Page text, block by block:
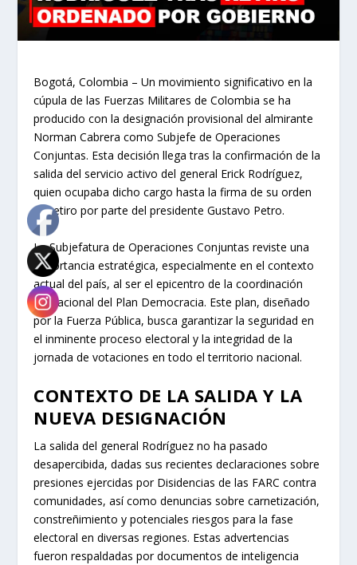
Bogotá, Colombia – Un movimiento significativo en la
cúpula de las Fuerzas Militares de Colombia se ha
producido con la designación provisional del almirante
Norman Cabrera como Subjefe de Operaciones
Conjuntas. Esta decisión llega tras la confirmación de la
salida del servicio activo del general Erick Rodríguez,
quien ocupaba dicho cargo hasta la firma de su orden
de retiro por parte del presidente Gustavo Petro.
La Subjefatura de Operaciones Conjuntas reviste una
importancia estratégica, especialmente en el contexto
actual del país, al ser el epicentro de la coordinación
operacional del Plan Democracia. Este plan, diseñado
por la Fuerza Pública, busca garantizar la seguridad en
el inminente proceso electoral y la integridad de la
jornada de votaciones en todo el territorio nacional.
CONTEXTO DE LA SALIDA Y LA
NUEVA DESIGNACIÓN
La salida del general Rodríguez no ha pasado
desapercibida, dadas sus recientes declaraciones sobre
presiones ejercidas por Disidencias de las FARC contra
comunidades, así como denuncias sobre carnetización,
constreñimiento y potenciales riesgos para la fase
electoral en diversas regiones. Estas advertencias
fueron respaldadas por documentos de inteligencia